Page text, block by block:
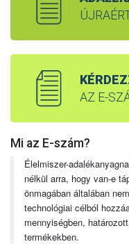
AZ E-
Mi az E-szám?
Élelmiszer-
nélkül arra, hogy van-e
önmagában általában
technológiai célból
mennyiségben,
termékekben.